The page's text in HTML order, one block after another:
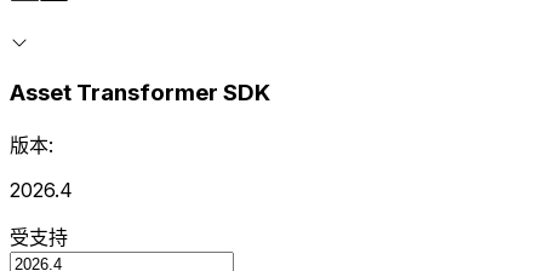
Asset Transformer SDK
版本:
2026.4
受支持